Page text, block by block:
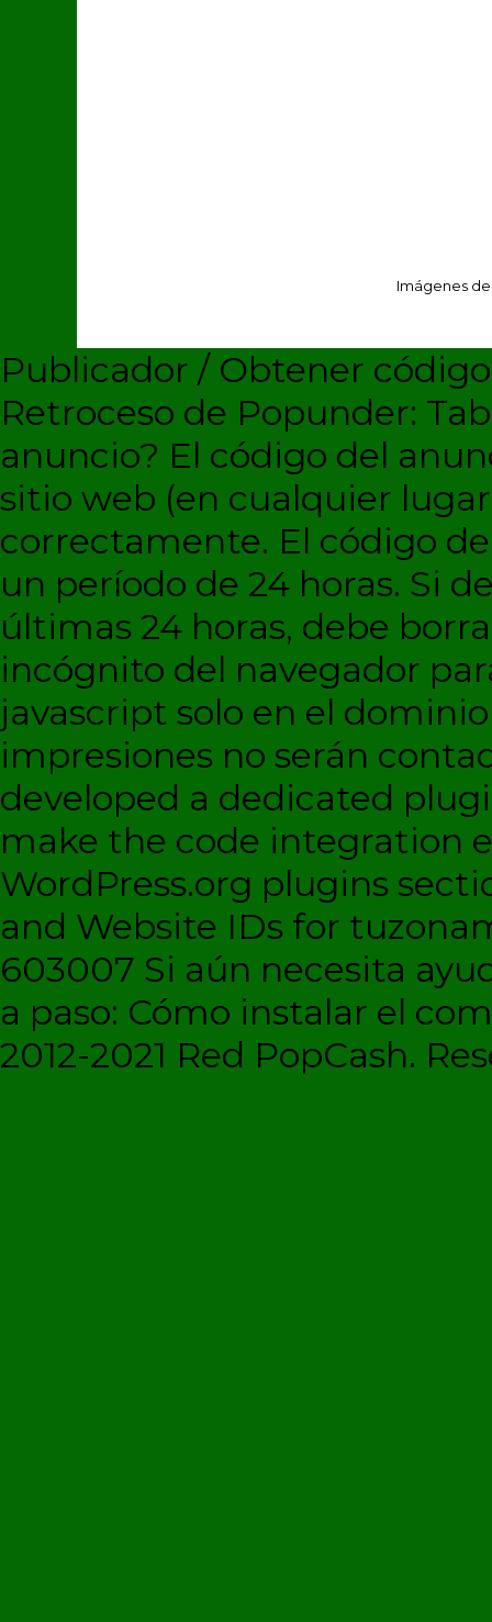
Imágenes
Publicador / Obtener
Retroceso de Popunder:
anuncio? El código del
sitio web (en cualquier
correctamente. El código
un período de 24 horas. Si
últimas 24 horas, debe
incógnito del navegador
javascript solo en el
impresiones no serán
developed a dedicated
make the code integration
WordPress.org plugins
and Website IDs for
603007 Si aún necesita
a paso: Cómo instalar el
2012-2021 Red PopCash.